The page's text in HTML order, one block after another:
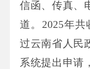
信函、传真、
道。 2025年共
过云南省人民
系统提出申请